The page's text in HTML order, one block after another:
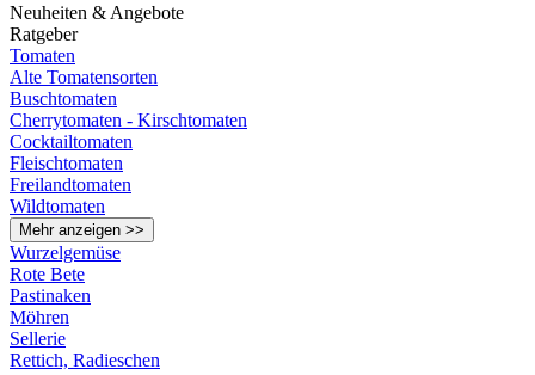
Neuheiten & Angebote
Ratgeber
Tomaten
Alte Tomatensorten
Buschtomaten
Cherrytomaten - Kirschtomaten
Cocktailtomaten
Fleischtomaten
Freilandtomaten
Wildtomaten
Mehr anzeigen >>
Wurzelgemüse
Rote Bete
Pastinaken
Möhren
Sellerie
Rettich, Radieschen